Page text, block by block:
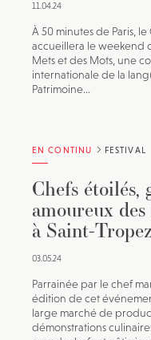
11.04.24
À 50 minutes de Paris,
accueillera le weekend
Mets et des Mots, une
internationale de la
Patrimoine...
EN CONTINU FESTIVAL
Chefs étoilés,
amoureux
à Saint-
03.05.24
Parrainée par le chef
édition de cet
large marché de
démonstrations